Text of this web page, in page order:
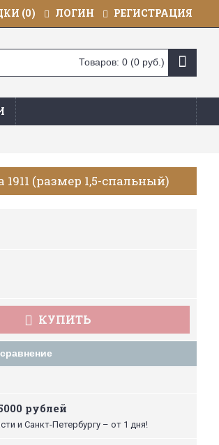
(0) ЛОГИН РЕГИСТРАЦИЯ
Товаров: 0 (0 руб.)
(размер 1,5-спальный)
КУПИТЬ
сравнение
рублей
и Санкт-Петербургу – от 1 дня!